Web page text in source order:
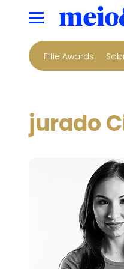
Effie Awards
jurado